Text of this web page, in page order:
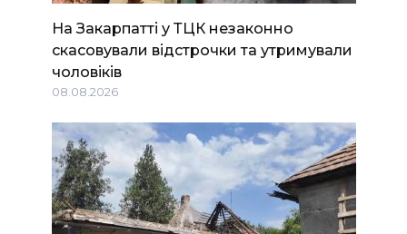
На Закарпатті у ТЦК незаконно
скасовували відстрочки та утримували
чоловіків
08.08.2026